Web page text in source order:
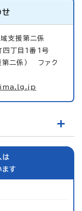
支援第二係
丁目1番1号
二係） ファク
は
ます